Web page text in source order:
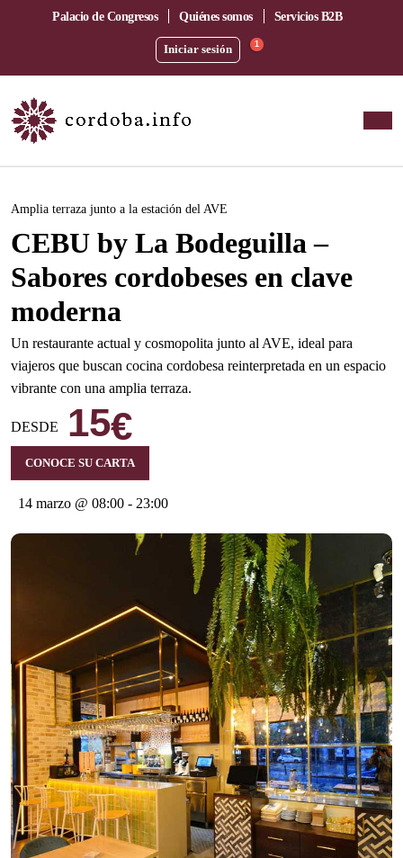
Palacio de Congresos Quiénes somos Servicios B2B
Iniciar sesión 1
Este evento ha pasado.
Amplia terraza junto a la estación del AVE
CEBU by La Bodeguilla –
Sabores cordobeses en clave
moderna
Un restaurante actual y cosmopolita junto al AVE, ideal para
viajeros que buscan cocina cordobesa reinterpretada en un espacio
vibrante con una amplia terraza.
DESDE 15€
CONOCE SU CARTA
14 marzo @ 08:00 - 23:00